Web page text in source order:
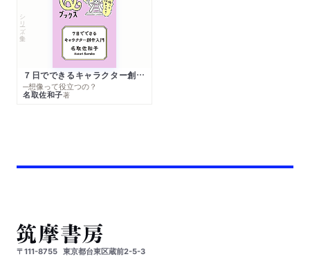
シリーズ・全集
７日でできるキャラクター創作入門
─想像って役立つの？
名取佐和子著
〒111-8755 東京都台東区蔵前2-5-3